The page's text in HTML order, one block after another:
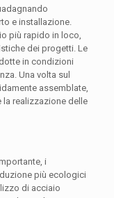
e installazione.
più rapido in loco,
dei progetti. Le
in condizioni
Una volta sul
assemblate,
la realizzazione delle
i
più ecologici
di acciaio